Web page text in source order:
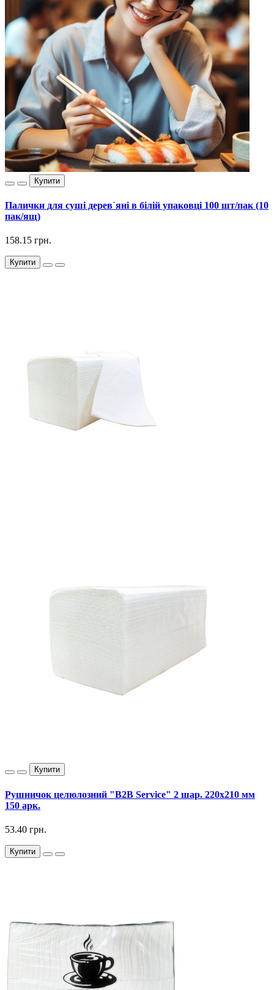
Купити
Палички для суші дерев`яні в білій упаковці 100 шт/пак (10
пак/ящ)
158.15 грн.
Купити
Купити
Рушничок целюлозний "B2B Service" 2 шар. 220х210 мм
150 арк.
53.40 грн.
Купити